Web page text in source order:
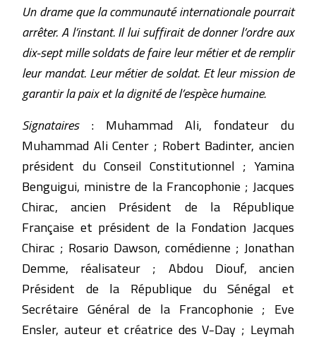
Un drame que la communauté internationale pourrait
arrêter. A l’instant. Il lui suffirait de donner l’ordre aux
dix-sept mille soldats de faire leur métier et de remplir
leur mandat. Leur métier de soldat. Et leur mission de
garantir la paix et la dignité de l’espèce humaine.
Signataires: Muhammad Ali, fondateur du
Muhammad Ali Center ; Robert Badinter, ancien
président du Conseil Constitutionnel ; Yamina
Benguigui, ministre de la Francophonie ; Jacques
Chirac, ancien Président de la République
Française et président de la Fondation Jacques
Chirac ; Rosario Dawson, comédienne ; Jonathan
Demme, réalisateur ; Abdou Diouf, ancien
Président de la République du Sénégal et
Secrétaire Général de la Francophonie ; Eve
Ensler, auteur et créatrice des V-Day ; Leymah